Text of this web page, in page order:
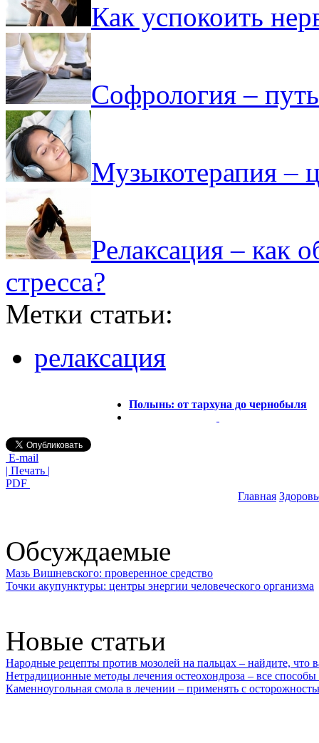
Как успокоить
Софрология –
Музыкотерапия –
Релаксация – как
стресса?
Метки статьи:
релаксация
Полынь: от тархуна до чернобыля
E-mail
| Печать |
PDF
Главная
Обсуждаемые
Мазь Вишневского: проверенное средство
Точки акупунктуры: центры энергии человеческого организма
Новые статьи
Народные рецепты против мозолей на пальцах – найдите, что
Нетрадиционные методы лечения остеохондроза – все
Каменноугольная смола в лечении – применять с